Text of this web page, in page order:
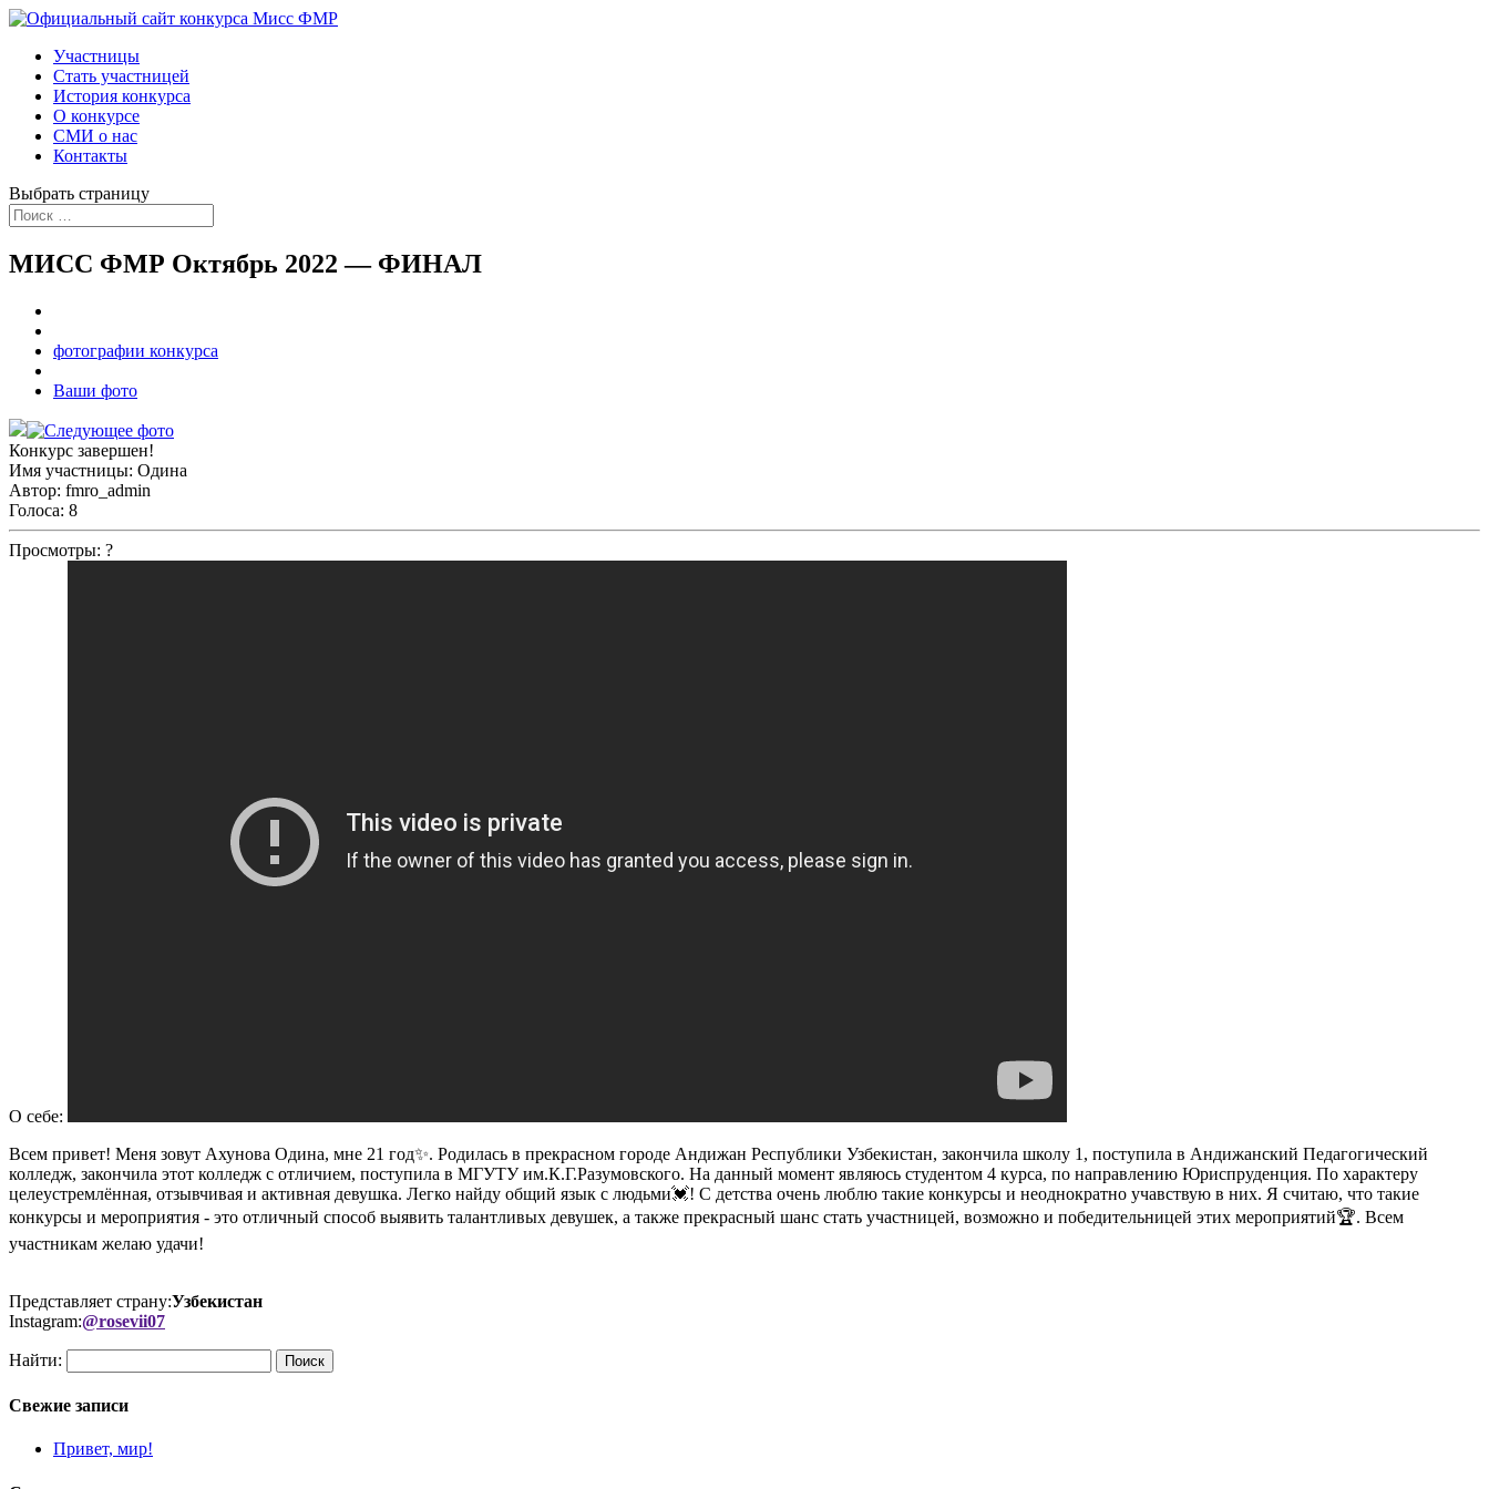
Участницы
Стать участницей
История конкурса
О конкурсе
СМИ о нас
Контакты
Выбрать страницу
МИСС ФМР Октябрь 2022 — ФИНАЛ
фотографии конкурса
Ваши фото
Конкурс завершен!
Имя участницы: Одина
Автор: fmro_admin
Голоса: 8
Просмотры: ?
О себе:
Всем привет! Меня зовут Ахунова Одина, мне 21 год✨️. Родилась в прекрасном городе Андижан Республики Узбекистан, закончила школу 1, поступила в Андижанский Педагогический
колледж, закончила этот колледж с отличием, поступила в МГУТУ им.К.Г.Разумовского. На данный момент являюсь студентом 4 курса, по направлению Юриспруденция. По характеру
целеустремлённая, отзывчивая и активная девушка. Легко найду общий язык с людьми💓! С детства очень люблю такие конкурсы и неоднократно учавствую в них. Я считаю, что такие
конкурсы и мероприятия - это отличный способ выявить талантливых девушек, а также прекрасный шанс стать участницей, возможно и победительницей этих мероприятий🏆. Всем
участникам желаю удачи!
Представляет страну:Узбекистан
Instagram:@rosevii07
Найти:
Свежие записи
Привет, мир!